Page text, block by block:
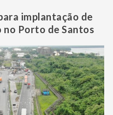
implantação de
Porto de Santos